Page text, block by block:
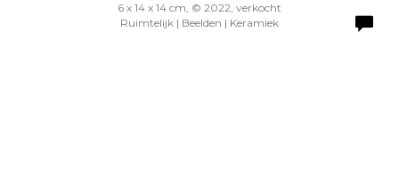
6 x 14 x 14 cm, © 2022, verkocht
Ruimtelijk | Beelden | Keramiek